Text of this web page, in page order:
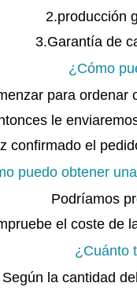
2.producción
3.Garantía de
¿Cómo
para
le
confirmado el
puedo obtener
Podríamos
el coste de
¿Cuánto
Según la cantidad